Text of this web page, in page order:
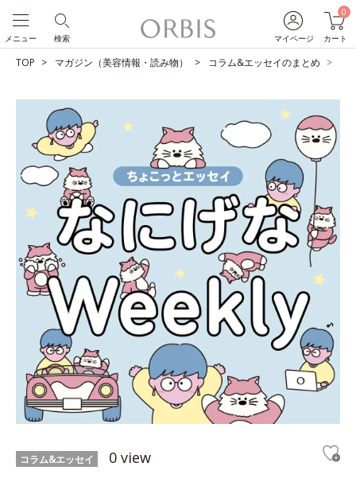
マイページ
0
カート
検索
メニュー
TOP マガジン（美容情報・読み物） コラム&エッセイのまとめ
コラム&エッセイ 0 view